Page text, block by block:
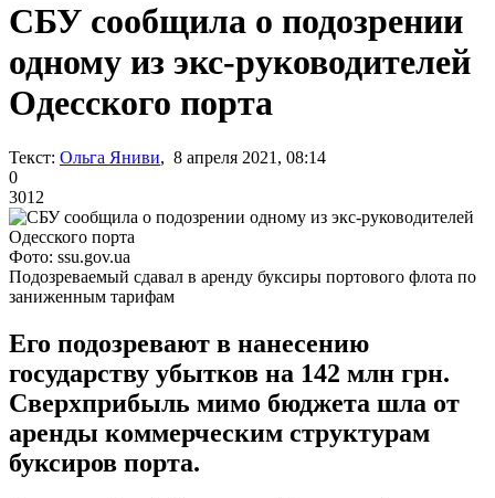
СБУ сообщила о подозрении
одному из экс-руководителей
Одесского порта
Текст: Ольга Яниви, 8 апреля 2021, 08:14
0
3012
Фото: ssu.gov.ua
Подозреваемый сдавал в аренду буксиры портового флота по
заниженным тарифам
Его подозревают в нанесению
государству убытков на 142 млн грн.
Сверхприбыль мимо бюджета шла от
аренды коммерческим структурам
буксиров порта.